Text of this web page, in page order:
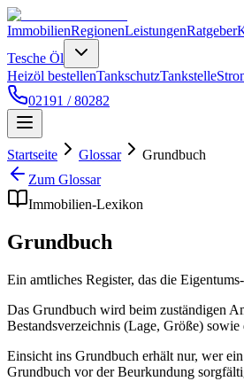
ImmobilienRegionenLeistungenRatgeber
Tesche Öl
Heizöl bestellenTankschutzTankstelle
02191 / 80282
Startseite Glossar
Grundbuch
Zum Glossar
Immobilien-Lexikon
Grundbuch
Ein amtliches Register, das die
Das Grundbuch wird beim zuständigen
Bestandsverzeichnis (Lage, Größe)
Einsicht ins Grundbuch erhält nur, wer
Grundbuch vor der Beurkundung